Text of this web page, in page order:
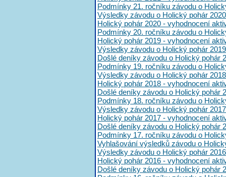
Podmínky 21. ročníku závodu o
Výsledky závodu o Holický pohár 2020
Holický pohár 2020 - vyhodnocení
Podmínky 20. ročníku závodu o
Holický pohár 2019 - vyhodnocení
Výsledky závodu o Holický pohár 2019
Došlé deníky závodu o Holický pohár
Podmínky 19. ročníku závodu o
Výsledky závodu o Holický pohár 2018
Holický pohár 2018 - vyhodnocení
Došlé deníky závodu o Holický pohár
Podmínky 18. ročníku závodu o
Výsledky závodu o Holický pohár 2017
Holický pohár 2017 - vyhodnocení
Došlé deníky závodu o Holický pohár
Podmínky 17. ročníku závodu o
Vyhlašování výsledků závodu o
Výsledky závodu o Holický pohár 2016
Holický pohár 2016 - vyhodnocení
Došlé deníky závodu o Holický pohár